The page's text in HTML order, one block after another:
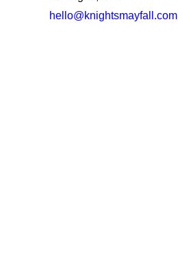
hello@knightsmayfall.com